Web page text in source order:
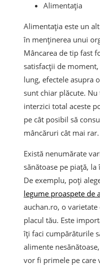
Alimentația
Alimentația este un
în menținerea unui
Mâncarea de tip fast
satisfacții de
lung, efectele asupra
sunt chiar plăcute.
interzici total aceste
pe cât posibil să
mâncăruri cât mai rar.
Există nenumărate
sănătoase pe piață,
De exemplu, poți
legume proaspete de
auchan.ro, o varietate
placul tău. Este
îți faci cumpărăturile
alimente
vor fi primele pe care